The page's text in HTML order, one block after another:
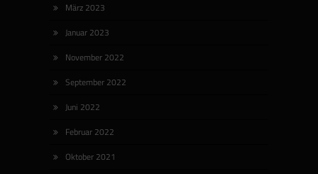
März 2023
Januar 2023
November 2022
September 2022
Juni 2022
Februar 2022
Oktober 2021